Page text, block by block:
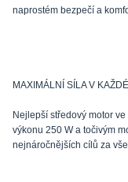
naprostém bezpečí a
MAXIMÁLNÍ SÍLA V
Nejlepší středový motor
výkonu 250 W a točivým
nejnáročnějších cílů za